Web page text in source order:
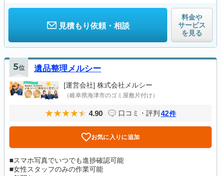
見積もり依頼・相談
料金や
サービス
を見る
5位 遺品整理メルシー
[運営会社] 株式会社メルシー
（岐阜県海津市のゴミ屋敷片付け）
4.90 口コミ・評判 42件
お気に入りに追加
■スマホ写真でいつでも進捗確認可能
■女性スタッフのみの作業可能